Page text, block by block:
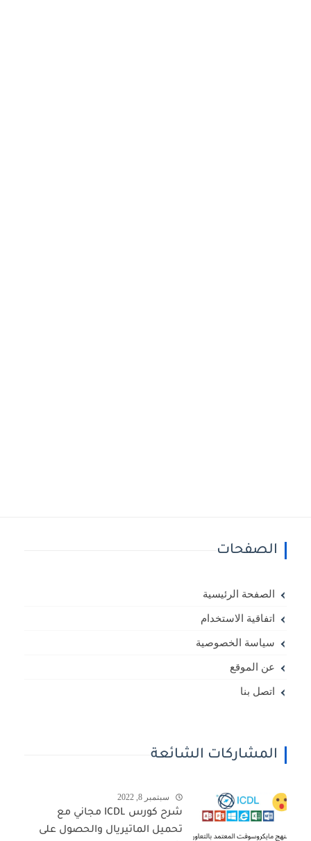
الصفحات
الصفحة الرئيسية
اتفاقية الاستخدام
سياسة الخصوصية
عن الموقع
اتصل بنا
المشاركات الشائعة
سبتمبر 8, 2022
شرح كورس ICDL مجاني مع
تحميل الماتيريال والحصول على